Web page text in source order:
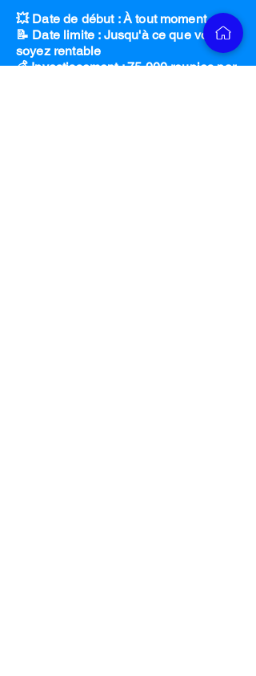
💥 Date de début : À tout moment
📝 Date limite : Jusqu'à ce que vous
soyez rentable
💰 Investissement : 75 000 roupies par